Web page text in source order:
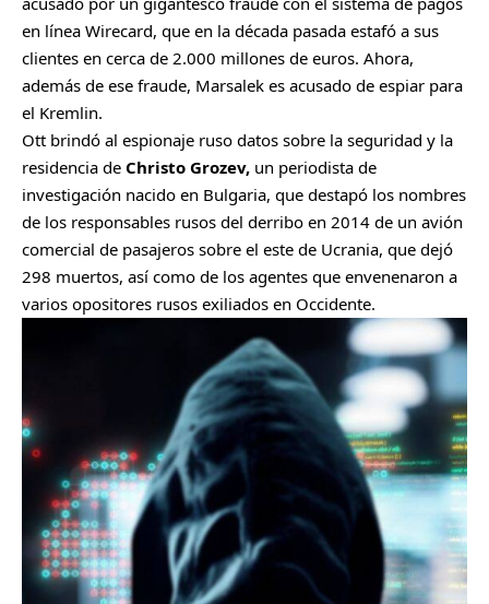
en línea Wirecard, que en la década pasada estafó a sus
clientes en cerca de 2.000 millones de euros. Ahora,
además de ese fraude, Marsalek es acusado de espiar para
el Kremlin.
Ott brindó al espionaje ruso datos sobre la seguridad y la
residencia de Christo Grozev, un periodista de
investigación nacido en Bulgaria, que destapó los nombres
de los responsables rusos del derribo en 2014 de un avión
comercial de pasajeros sobre el este de Ucrania, que dejó
298 muertos, así como de los agentes que envenenaron a
varios opositores rusos exiliados en Occidente.